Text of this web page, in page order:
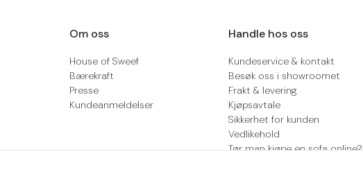
Om oss
House of Sweef
Bærekraft
Presse
Kundeanmeldelser
Handle hos oss
Kundeservice & kontakt
Besøk oss i showroomet
Frakt & levering
Kjøpsavtale
Sikkerhet for kunden
Vedlikehold
Tør man kjøpe en sofa online?